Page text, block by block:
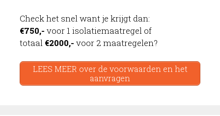
Check het snel want je krijgt dan:
€750,- voor 1 isolatiemaatregel of
totaal €2000,- voor 2 maatregelen?
LEES MEER over de voorwaarden en het
aanvragen